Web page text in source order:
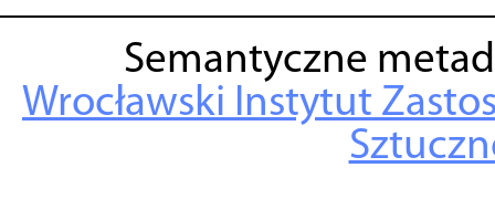
Semantyczne
Wrocławski Instytut